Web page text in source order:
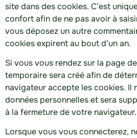
site dans des cookies. C’est
confort afin de ne pas avoir à
vous déposez un autre
cookies expirent au bout d’un an.
Si vous vous rendez sur la page
temporaire sera créé afin de
navigateur accepte les cookies. Il
données personnelles et sera
à la fermeture de votre navigateur.
Lorsque vous vous connecterez,